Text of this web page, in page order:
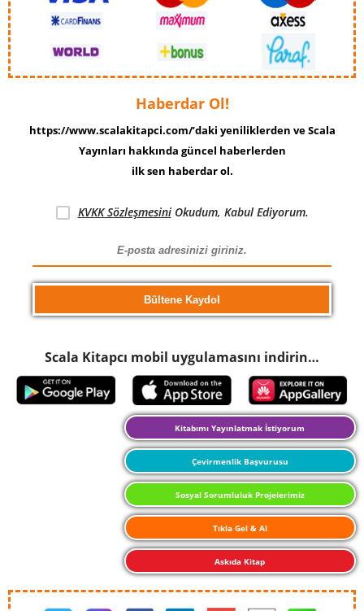
Haberdar Ol!
https://www.scalakitapci.com/’daki yeniliklerden ve Scala
Yayınları hakkında güncel haberlerden
ilk sen haberdar ol.
KVKK SözleşmesiniOkudum, Kabul Ediyorum.
Scala Kitapcı mobil uygulamasını indirin…
Kitabımı Yayınlatmak İstiyorum
Çevirmenlik Başvurusu
Sosyal Sorumluluk Projelerimiz
Tıkla Gel & Al
Askıda Kitap